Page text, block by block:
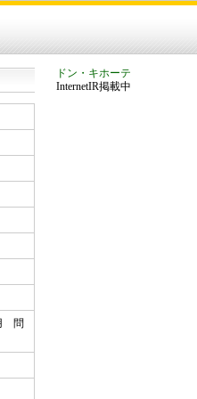
問
ドン・キホーテ
InternetIR掲載中